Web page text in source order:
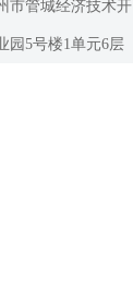
市管城经济技术开
园5号楼1单元6层